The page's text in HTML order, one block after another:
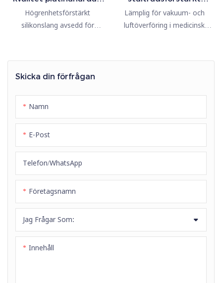
Skicka din förfrågan
Namn
E-Post
Telefon/whatsApp
Företagsnamn
Jag Frågar Som:
Innehåll
silikonslang med 4-
lagers tygförstärkning
Högrenhetsförstärkt
silikonslang avsedd för
dryckesindustrin, med
premium platinahärdad
silikonslang för vakuum
och luftöverföring
Lämplig för vakuum- och
luftöverföring i medicinsk
erbjuder utmärkt transparens,